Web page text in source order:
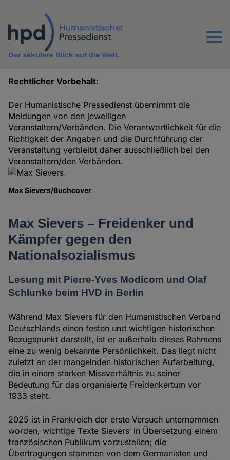
Inhalt
Menu
Der säkulare Blick auf die Welt.
Rechtlicher Vorbehalt:
Der Humanistische Pressedienst übernimmt die
Meldungen von den jeweiligen
Veranstaltern/Verbänden. Die Verantwortlichkeit für die
Richtigkeit der Angaben und die Durchführung der
Veranstaltung verbleibt daher ausschließlich bei den
Veranstaltern/den Verbänden.
Max Sievers/Buchcover
Max Sievers – Freidenker und
Kämpfer gegen den
Nationalsozialismus
Lesung mit Pierre-Yves Modicom und Olaf
Schlunke beim HVD in Berlin
Während Max Sievers für den Humanistischen Verband
Deutschlands einen festen und wichtigen historischen
Bezugspunkt darstellt, ist er außerhalb dieses Rahmens
eine zu wenig bekannte Persönlichkeit. Das liegt nicht
zuletzt an der mangelnden historischen Aufarbeitung,
die in einem starken Missverhältnis zu seiner
Bedeutung für das organisierte Freidenkertum vor
1933 steht.
2025 ist in Frankreich der erste Versuch unternommen
worden, wichtige Texte Sievers‘ in Übersetzung einem
französischen Publikum vorzustellen; die
Übertragungen stammen von dem Germanisten und